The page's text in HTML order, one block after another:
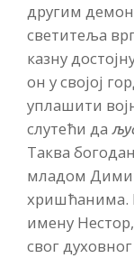
другим
светитеља
казну
он у својој
уплашити
слутећи да
Таква
младом
хришћанима.
имену
свог